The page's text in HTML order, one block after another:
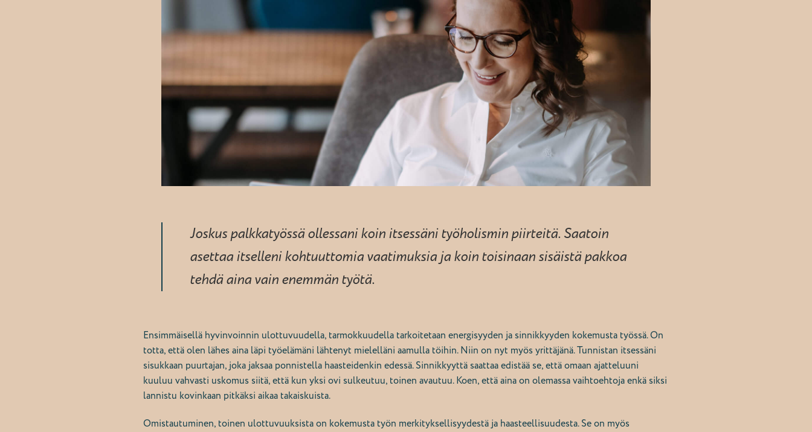
Joskus palkkatyössä ollessani koin itsessäni työholismin piirteitä. Saatoin
asettaa itselleni kohtuuttomia vaatimuksia ja koin toisinaan sisäistä pakkoa
tehdä aina vain enemmän työtä.
Ensimmäisellä hyvinvoinnin ulottuvuudella, tarmokkuudella tarkoitetaan energisyyden ja sinnikkyyden kokemusta työssä. On
totta, että olen lähes aina läpi työelämäni lähtenyt mielelläni aamulla töihin. Niin on nyt myös yrittäjänä. Tunnistan itsessäni
sisukkaan puurtajan, joka jaksaa ponnistella haasteidenkin edessä. Sinnikkyyttä saattaa edistää se, että omaan ajatteluuni
kuuluu vahvasti uskomus siitä, että kun yksi ovi sulkeutuu, toinen avautuu. Koen, että aina on olemassa vaihtoehtoja enkä siksi
lannistu kovinkaan pitkäksi aikaa takaiskuista.
Omistautuminen, toinen ulottuvuuksista on kokemusta työn merkityksellisyydestä ja haasteellisuudesta. Se on myös